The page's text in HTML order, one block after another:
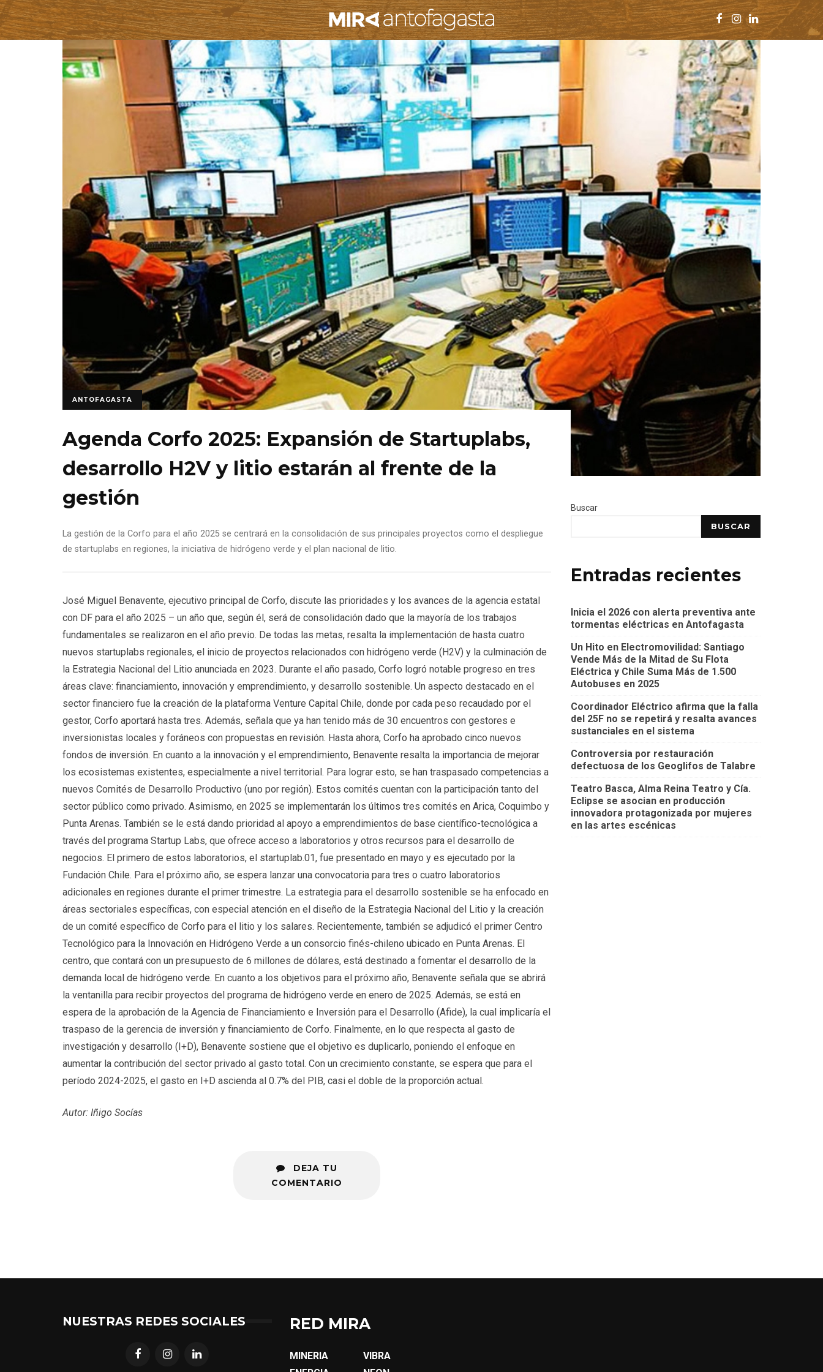
ANTOFAGASTA
Agenda Corfo 2025: Expansión de Startuplabs,
desarrollo H2V y litio estarán al frente de la
gestión
La gestión de la Corfo para el año 2025 se centrará en la consolidación de sus principales proyectos como el despliegue
de startuplabs en regiones, la iniciativa de hidrógeno verde y el plan nacional de litio.
José Miguel Benavente, ejecutivo principal de Corfo, discute las prioridades y los avances de la agencia estatal
con DF para el año 2025 – un año que, según él, será de consolidación dado que la mayoría de los trabajos
fundamentales se realizaron en el año previo. De todas las metas, resalta la implementación de hasta cuatro
nuevos startuplabs regionales, el inicio de proyectos relacionados con hidrógeno verde (H2V) y la culminación de
la Estrategia Nacional del Litio anunciada en 2023. Durante el año pasado, Corfo logró notable progreso en tres
áreas clave: financiamiento, innovación y emprendimiento, y desarrollo sostenible. Un aspecto destacado en el
sector financiero fue la creación de la plataforma Venture Capital Chile, donde por cada peso recaudado por el
gestor, Corfo aportará hasta tres. Además, señala que ya han tenido más de 30 encuentros con gestores e
inversionistas locales y foráneos con propuestas en revisión. Hasta ahora, Corfo ha aprobado cinco nuevos
fondos de inversión. En cuanto a la innovación y el emprendimiento, Benavente resalta la importancia de mejorar
los ecosistemas existentes, especialmente a nivel territorial. Para lograr esto, se han traspasado competencias a
nuevos Comités de Desarrollo Productivo (uno por región). Estos comités cuentan con la participación tanto del
sector público como privado. Asimismo, en 2025 se implementarán los últimos tres comités en Arica, Coquimbo y
Punta Arenas. También se le está dando prioridad al apoyo a emprendimientos de base científico-tecnológica a
través del programa Startup Labs, que ofrece acceso a laboratorios y otros recursos para el desarrollo de
negocios. El primero de estos laboratorios, el startuplab.01, fue presentado en mayo y es ejecutado por la
Fundación Chile. Para el próximo año, se espera lanzar una convocatoria para tres o cuatro laboratorios
adicionales en regiones durante el primer trimestre. La estrategia para el desarrollo sostenible se ha enfocado en
áreas sectoriales específicas, con especial atención en el diseño de la Estrategia Nacional del Litio y la creación
de un comité específico de Corfo para el litio y los salares. Recientemente, también se adjudicó el primer Centro
Tecnológico para la Innovación en Hidrógeno Verde a un consorcio finés-chileno ubicado en Punta Arenas. El
centro, que contará con un presupuesto de 6 millones de dólares, está destinado a fomentar el desarrollo de la
demanda local de hidrógeno verde. En cuanto a los objetivos para el próximo año, Benavente señala que se abrirá
la ventanilla para recibir proyectos del programa de hidrógeno verde en enero de 2025. Además, se está en
espera de la aprobación de la Agencia de Financiamiento e Inversión para el Desarrollo (Afide), la cual implicaría el
traspaso de la gerencia de inversión y financiamiento de Corfo. Finalmente, en lo que respecta al gasto de
investigación y desarrollo (I+D), Benavente sostiene que el objetivo es duplicarlo, poniendo el enfoque en
aumentar la contribución del sector privado al gasto total. Con un crecimiento constante, se espera que para el
período 2024-2025, el gasto en I+D ascienda al 0.7% del PIB, casi el doble de la proporción actual.
Autor: Iñigo Socías
DEJA TU
COMENTARIO
Buscar
BUSCAR
Entradas recientes
Inicia el 2026 con alerta preventiva ante
tormentas eléctricas en Antofagasta
Un Hito en Electromovilidad: Santiago
Vende Más de la Mitad de Su Flota
Eléctrica y Chile Suma Más de 1.500
Autobuses en 2025
Coordinador Eléctrico afirma que la falla
del 25F no se repetirá y resalta avances
sustanciales en el sistema
Controversia por restauración
defectuosa de los Geoglifos de Talabre
Teatro Basca, Alma Reina Teatro y Cía.
Eclipse se asocian en producción
innovadora protagonizada por mujeres
en las artes escénicas
NUESTRAS REDES SOCIALES RED MIRA
MINERIA
VIBRA